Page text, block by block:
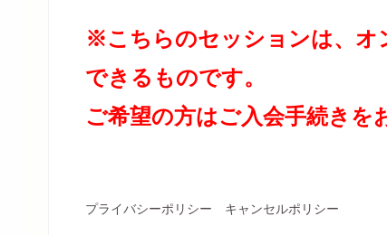
※こちらのセッションは、オ
できるものです。
ご希望の方はご入会手続きを
プライバシーポリシー キャンセルポリシー